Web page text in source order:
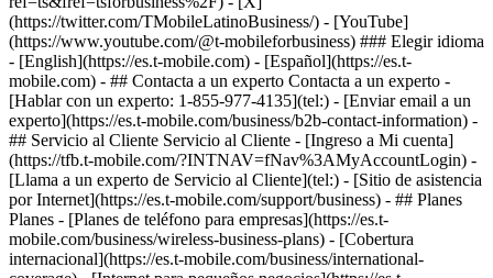
- ## Contacta a un experto Contacta a un experto -
[Hablar con un experto: 1-855-977-4135](tel:) - [Enviar email a un
experto](https://es.t-mobile.com/business/b2b-contact-information) -
## Servicio al Cliente Servicio al Cliente - [Ingreso a Mi cuenta]
(https://tfb.t-mobile.com/?INTNAV=fNav%3AMyAccountLogin) -
[Llama a un experto de Servicio al Cliente](tel:) - [Sitio de asistencia
por Internet](https://es.t-mobile.com/support/business) - ## Planes
Planes - [Planes de teléfono para empresas](https://es.t-
mobile.com/business/wireless-business-plans) - [Cobertura
internacional](https://es.t-mobile.com/business/international-